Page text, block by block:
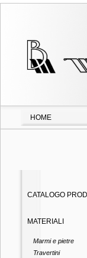
HOME
CATALOGO
MATERIALI
Marmi e pietre
Travertini